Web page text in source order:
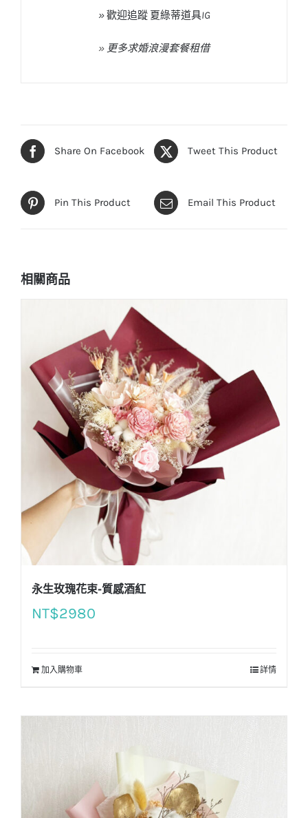
»歡迎追蹤 夏綠蒂道具IG
» 更多求婚浪漫套餐租借
Share On Facebook Tweet This Product
Pin This Product Email This Product
相關商品
永生玫瑰花束-質感酒紅
NT$2980
加入購物車 詳情